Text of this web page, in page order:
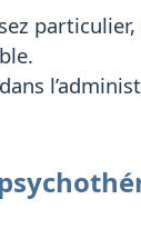
particulier,